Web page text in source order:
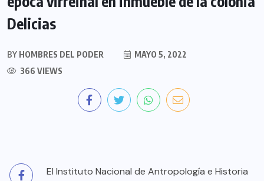
Delicias
BY HOMBRES DEL PODER
MAYO 5, 2022
366 VIEWS
El Instituto Nacional de Antropología e Historia